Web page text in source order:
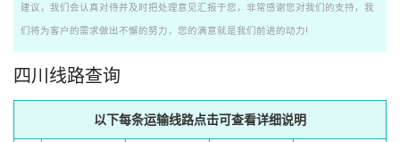
建议，我们会认真对待并及时把处理意见汇报于您，非常感谢您对我们的支持，我
们将为客户的需求做出不懈的努力，您的满意就是我们前进的动力!
四川线路查询
以下每条运输线路点击可查看详细说明